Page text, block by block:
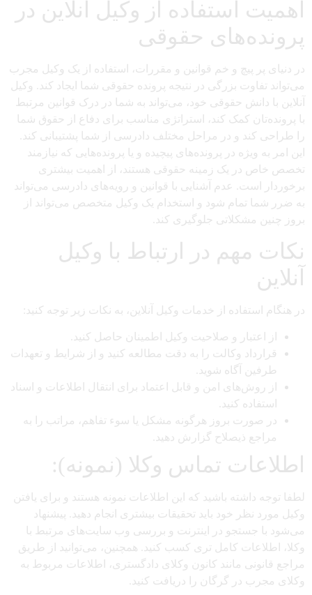
اهمیت استفاده از وکیل آنلاین در
پرونده‌های حقوقی
در دنیای پر پیچ و خم قوانین و مقررات، استفاده از یک وکیل مجرب
می‌تواند تفاوت بزرگی در نتیجه پرونده حقوقی شما ایجاد کند. وکیل
آنلاین با دانش حقوقی خود، می‌تواند به شما در درک قوانین مرتبط
با پرونده‌تان کمک کند، استراتژی مناسب برای دفاع از حقوق شما
را طراحی کند و در مراحل مختلف دادرسی از شما پشتیبانی کند.
این امر به ویژه در پرونده‌های پیچیده و یا پرونده‌هایی که نیازمند
تخصص خاص در یک زمینه حقوقی هستند، از اهمیت بیشتری
برخوردار است. عدم آشنایی با قوانین و رویه‌های دادرسی می‌تواند
به ضرر شما تمام شود و استخدام یک وکیل متخصص می‌تواند از
بروز چنین مشکلاتی جلوگیری کند.
نکات مهم در ارتباط با وکیل
آنلاین
در هنگام استفاده از خدمات وکیل آنلاین، به نکات زیر توجه کنید:
از اعتبار و صلاحیت وکیل اطمینان حاصل کنید.
قرارداد وکالت را به دقت مطالعه کنید و از شرایط و تعهدات
طرفین آگاه شوید.
از روش‌های امن و قابل اعتماد برای انتقال اطلاعات و اسناد
استفاده کنید.
در صورت بروز هرگونه مشکل یا سوء تفاهم، مراتب را به
مراجع ذیصلاح گزارش دهید.
اطلاعات تماس وکلا (نمونه):
لطفا توجه داشته باشید که این اطلاعات نمونه هستند و برای یافتن
وکیل مورد نظر خود باید تحقیقات بیشتری انجام دهید. پیشنهاد
می‌شود با جستجو در اینترنت و بررسی وب سایت‌های مرتبط با
وکلا، اطلاعات کامل تری کسب کنید. همچنین، می‌توانید از طریق
مراجع قانونی مانند کانون وکلای دادگستری، اطلاعات مربوط به
وکلای مجرب در گرگان را دریافت کنید.